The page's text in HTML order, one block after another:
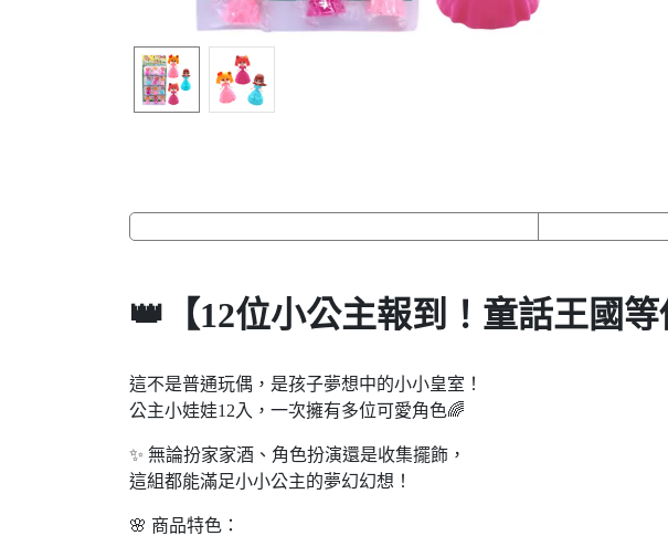
👑【12位小公主報到！童話王國
這不是普通玩偶，是孩子夢想中的小小皇室！
公主小娃娃12入，一次擁有多位可愛角色🌈
✨ 無論扮家家酒、角色扮演還是收集擺飾，
這組都能滿足小小公主的夢幻幻想！
🌸 商品特色：